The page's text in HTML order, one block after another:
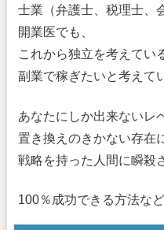
士業（弁護士、税理士、
開業医でも、
これから独立を考えてい
副業で稼ぎたいと考えて
あなたにしか出来ないレ
置き換えのきかない存在
戦略を持った人間に瞬殺
100％成功できる方法など